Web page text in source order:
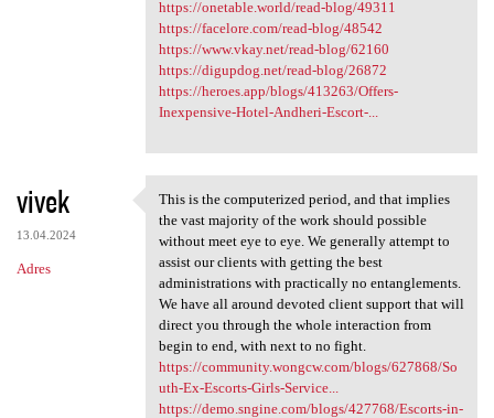
https://onetable.world/read-blog/49311
https://facelore.com/read-blog/48542
https://www.vkay.net/read-blog/62160
https://digupdog.net/read-blog/26872
https://heroes.app/blogs/413263/Offers-
Inexpensive-Hotel-Andheri-Escort-...
vivek
13.04.2024
Adres
This is the computerized
This is the computerized period, and that implies
the vast majority of the work should possible
without meet eye to eye. We generally attempt to
assist our clients with getting the best
administrations with practically no entanglements.
We have all around devoted client support that will
direct you through the whole interaction from
begin to end, with next to no fight.
https://community.wongcw.com/blogs/627868/So
uth-Ex-Escorts-Girls-Service...
https://demo.sngine.com/blogs/427768/Escorts-in-